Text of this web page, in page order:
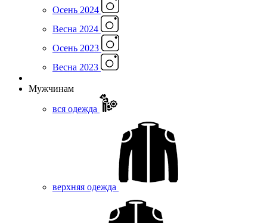
Осень 2024
Весна 2024
Осень 2023
Весна 2023
Мужчинам
вся одежда
верхняя одежда